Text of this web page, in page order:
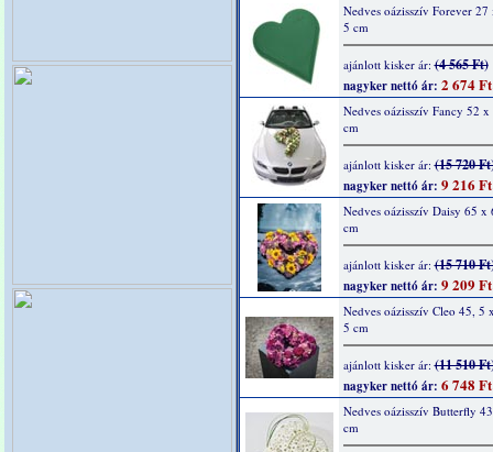
Nedves oázisszív Forever
5 cm
ajánlott kisker ár:(4 565 Ft)
nagyker nettó ár: 2 674 Ft
Nedves oázisszív Fancy 52
cm
ajánlott kisker ár:(15 720
nagyker nettó ár: 9 216 Ft
Nedves oázisszív Daisy 65 x
cm
ajánlott kisker ár:(15 710
nagyker nettó ár: 9 209 Ft
Nedves oázisszív Cleo 45, 5
5 cm
ajánlott kisker ár:(11 510
nagyker nettó ár: 6 748 Ft
Nedves oázisszív Butterfly
cm